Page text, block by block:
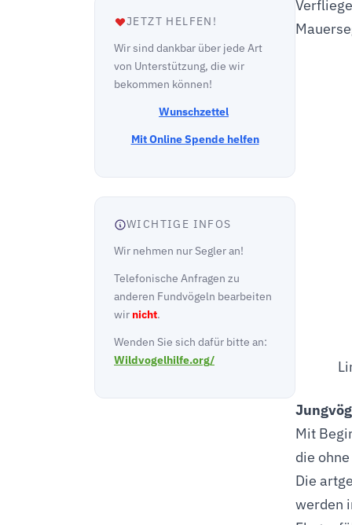
JETZT HELFEN!
Wir sind dankbar über jede Art
von Unterstützung, die wir
bekommen können!
Wunschzettel
Mit Online Spende helfen
WICHTIGE INFOS
Wir nehmen nur Segler an!
Telefonische Anfragen zu
anderen Fundvögeln bearbeiten
wir nicht.
Wenden Sie sich dafür bitte an:
Wildvogelhilfe.org/
Mit
die
Die
werden